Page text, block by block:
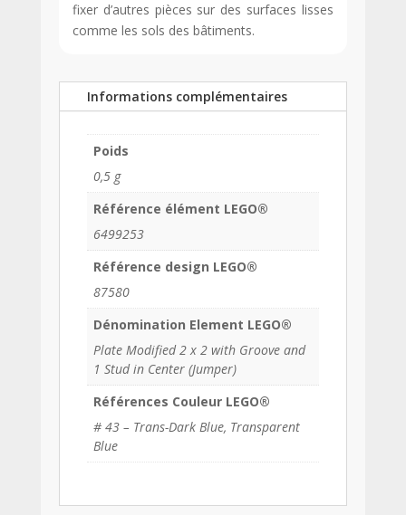
fixer d’autres pièces sur des surfaces lisses
comme les sols des bâtiments.
Informations complémentaires
Poids
0,5 g
Référence élément LEGO®
6499253
Référence design LEGO®
87580
Dénomination Element LEGO®
Plate Modified 2 x 2 with Groove and
1 Stud in Center (Jumper)
Références Couleur LEGO®
# 43 – Trans-Dark Blue, Transparent
Blue